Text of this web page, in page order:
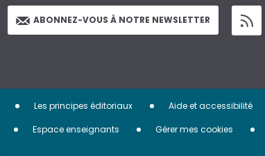
ABONNEZ-VOUS À NOTRE NEWSLETTER
Les principes éditoriaux Aide et accessibilité
Espace enseignants Gérer mes cookies